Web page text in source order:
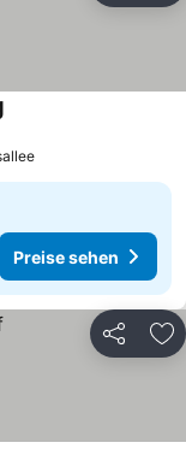
Preise sehen
Teilen